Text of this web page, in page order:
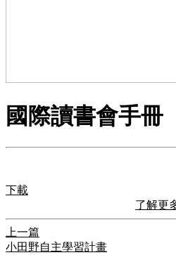
國際讀書會手冊
下載
了解更
上一篇
小田野自主學習計畫